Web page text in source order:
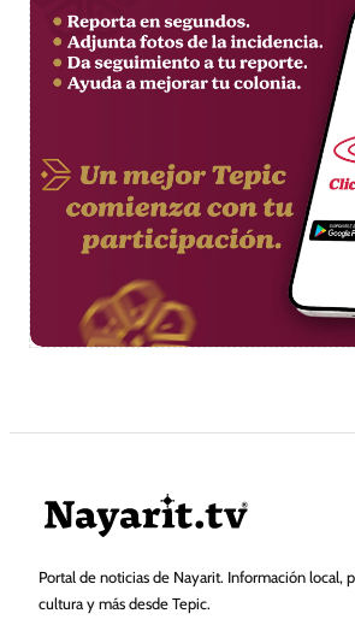
Portal de noticias de Nayarit. Información local,
cultura y más desde Tepic.